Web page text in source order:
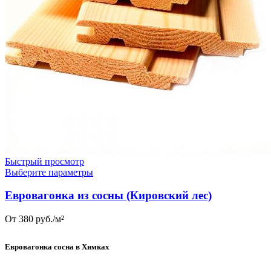
Быстрый просмотр
Выберите параметры
Евровагонка из сосны (Кировский лес)‎
От 380 руб./м²
Евровагонка сосна в Химках